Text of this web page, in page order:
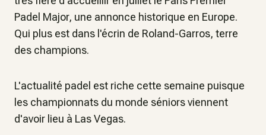
Padel Major, une annonce historique en Europe.
Qui plus est dans l'écrin de Roland-Garros, terre
des champions.
L'actualité padel est riche cette semaine puisque
les championnats du monde séniors viennent
d'avoir lieu à Las Vegas.